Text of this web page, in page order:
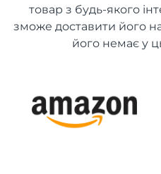
товар з будь-якого
зможе доставити його
його немає у